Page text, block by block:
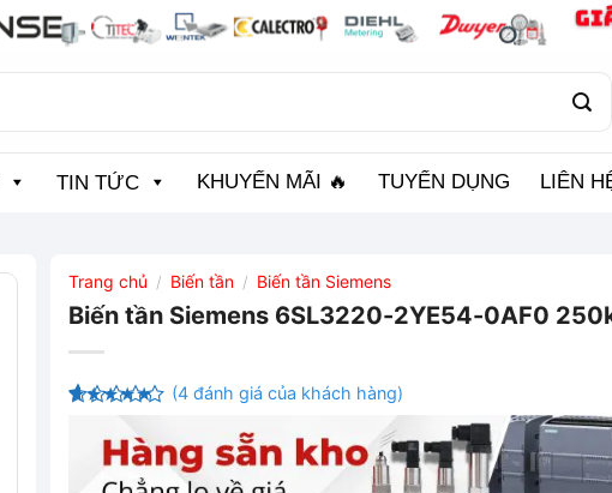
TIN TỨC KHUYẾN MÃI 🔥 TUYỂN DỤNG LIÊN
Trang chủ / Biến tần / Biến tần Siemens
Biến tần Siemens 6SL3220-2YE54-0AF0
trên
5 dựa trên
đánh giá
(4 đánh giá của khách hàng)